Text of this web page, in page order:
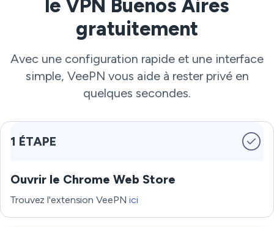
le VPN Buenos Aires
gratuitement
Avec une configuration rapide et une interface
simple, VeePN vous aide à rester privé en
quelques secondes.
1 ÉTAPE
Ouvrir le Chrome Web Store
Trouvez l'extension VeePNici